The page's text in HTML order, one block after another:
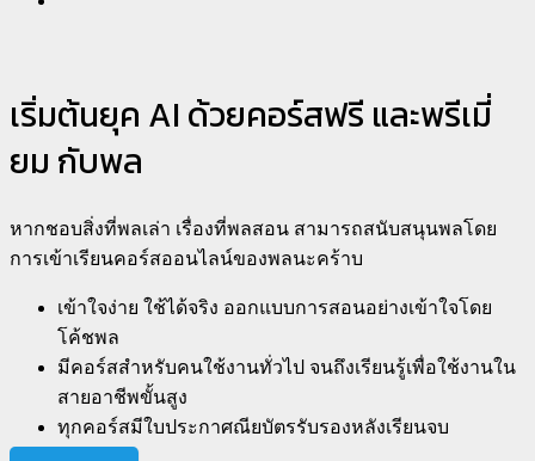
เริ่มต้นยุค AI ด้วยคอร์สฟรี และพรีเมี่
ยม กับพล
หากชอบสิ่งที่พลเล่า เรื่องที่พลสอน สามารถสนับสนุนพลโดย
การเข้าเรียนคอร์สออนไลน์ของพลนะคร้าบ
เข้าใจง่าย ใช้ได้จริง ออกแบบการสอนอย่างเข้าใจโดย
โค้ชพล
มีคอร์สสำหรับคนใช้งานทั่วไป จนถึงเรียนรู้เพื่อใช้งานใน
สายอาชีพขั้นสูง
ทุกคอร์สมีใบประกาศณียบัตรรับรองหลังเรียนจบ